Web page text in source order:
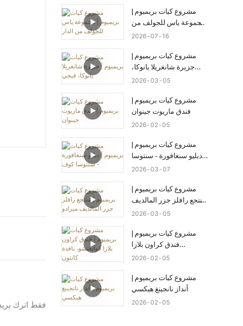
فقط اترك
مشروع كيات بريميوم |
مجموعة ياس للجولف من
الدار
2026 07 16
مشروع كيات بريميوم |
جزيرة شانغريلا يانوكا،
فيجي
2026 03 05
مشروع كيات بريميوم |
فندق ماريوت جينوان
2026 02 05
مشروع كيات بريميوم |
دبليو سنغافورة - سنتوسا
كوف
2026 03 07
مشروع كيات بريميوم |
منتجع رافلز جزر المالديف
ميرادو
2026 03 05
مشروع كيات بريميوم |
فندق كراون بلازا
قوانغتشو، نافذة كانتون
2026 02 05
مشروع كيات بريميوم |
أنداز نانجينغ هيكسي
2026 02 05